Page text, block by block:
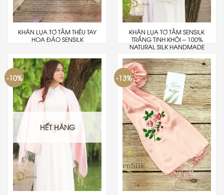
KHĂN LỤA TƠ TẰM THÊU TAY
HOA ĐÀO SENSILK
KHĂN LỤA TƠ TẰM SENSILK
TRẮNG TINH KHÔI – 100%
NATURAL SILK HANDMADE
-10%
HẾT HÀNG
-13%